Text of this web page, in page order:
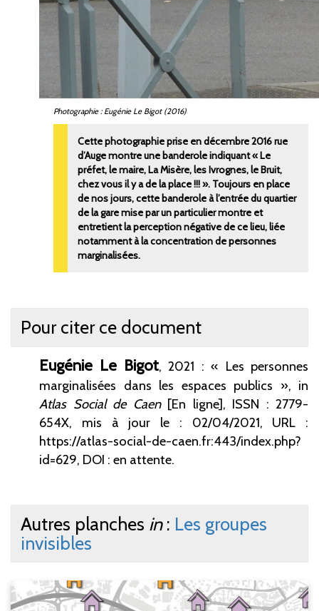
Photographie : Eugénie Le Bigot (2016)
Cette photographie prise en décembre 2016 rue
d’Auge montre une banderole indiquant « Le
préfet, le maire, La Misère, les Ivrognes, le Bruit,
chez vous il y a de la place !!! ». Toujours en place
de nos jours, cette banderole à l’entrée du quartier
de la gare mise par un particulier montre et
entretient la perception négative de ce lieu, liée
notamment à la concentration de personnes
marginalisées.
Pour citer ce document
Eugénie Le Bigot, 2021 : « Les personnes
marginalisées dans les espaces publics », in
Atlas Social de Caen[En ligne], ISSN : 2779-
654X, mis à jour le : 02/04/2021, URL :
https://atlas-social-de-caen.fr:443/index.php?
id=629, DOI : en attente.
Autres planches in: Les groupes
invisibles